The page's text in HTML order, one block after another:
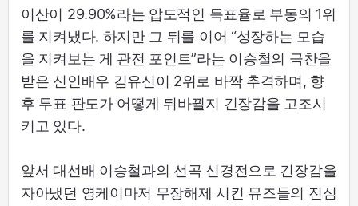
이산이 29.90%라는 압도적인 득표율로 부동의 1위
를 지켜냈다. 하지만 그 뒤를 이어 “성장하는 모습
을 지켜보는 게 관전 포인트”라는 이승철의 극찬을
받은 신인배우 김유신이 2위로 바짝 추격하며, 향
후 투표 판도가 어떻게 뒤바뀔지 긴장감을 고조시
키고 있다.
앞서 대선배 이승철과의 선곡 신경전으로 긴장감을
자아냈던 영케이마저 무장해제 시킨 뮤즈들의 진심